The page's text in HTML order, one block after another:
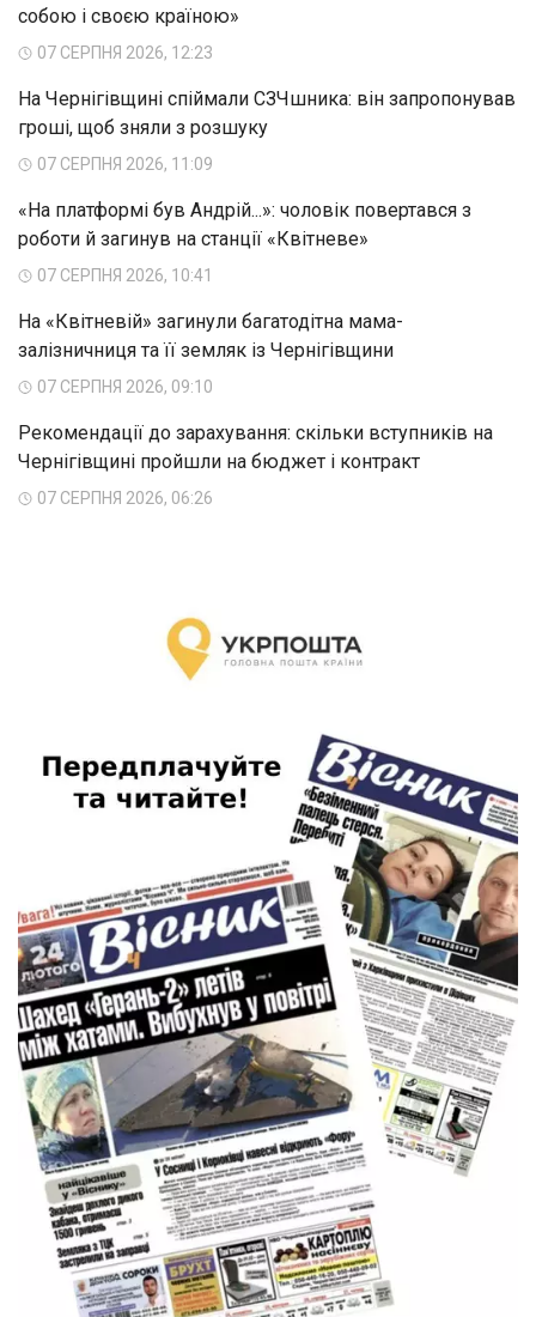
собою і своєю країною»
07 СЕРПНЯ 2026, 12:23
На Чернігівщині спіймали СЗЧшника: він запропонував
гроші, щоб зняли з розшуку
07 СЕРПНЯ 2026, 11:09
«На платформі був Андрій...»: чоловік повертався з
роботи й загинув на станції «Квітневе»
07 СЕРПНЯ 2026, 10:41
На «Квітневій» загинули багатодітна мама-
залізничниця та її земляк із Чернігівщини
07 СЕРПНЯ 2026, 09:10
Рекомендації до зарахування: скільки вступників на
Чернігівщині пройшли на бюджет і контракт
07 СЕРПНЯ 2026, 06:26